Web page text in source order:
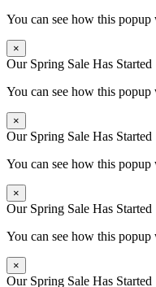
You can see how this
×
Our Spring Sale Has Started
You can see how this
×
Our Spring Sale Has Started
You can see how this
×
Our Spring Sale Has Started
You can see how this
×
Our Spring Sale Has Started